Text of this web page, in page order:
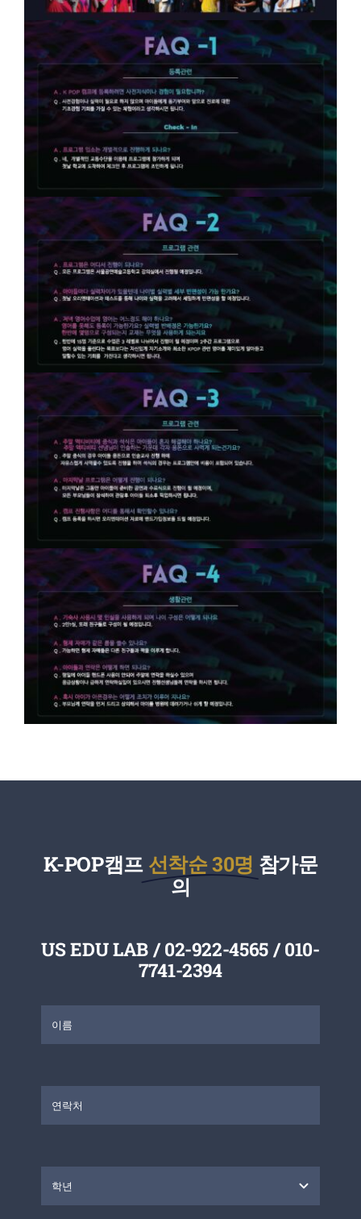
K-POP캠프 선착순 30명 참가문
의
US EDU LAB /02-922-4565 /010-
7741-2394